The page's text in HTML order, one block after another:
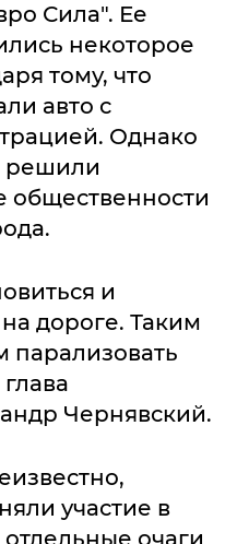
Сила". Ее
некоторое
тому, что
авто с
Однако
решили
общественности
и
дороге. Таким
Чернявский.
участие в
очаги